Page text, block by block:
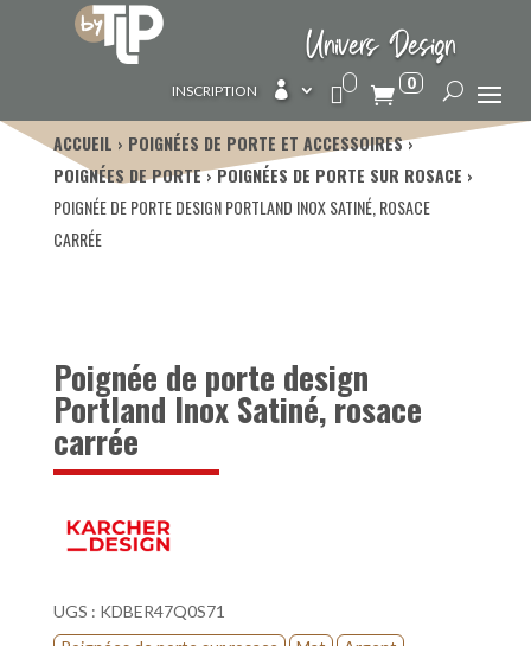
Univers Design
INSCRIPTION  0
ACCUEIL
POIGNÉES DE PORTE ET ACCESSOIRES
POIGNÉES DE PORTE
POIGNÉES DE PORTE SUR ROSACE
POIGNÉE DE PORTE DESIGN PORTLAND INOX SATINÉ, ROSACE
CARRÉE
Poignée de porte design
Portland Inox Satiné, rosace
carrée
UGS : KDBER47Q0S71